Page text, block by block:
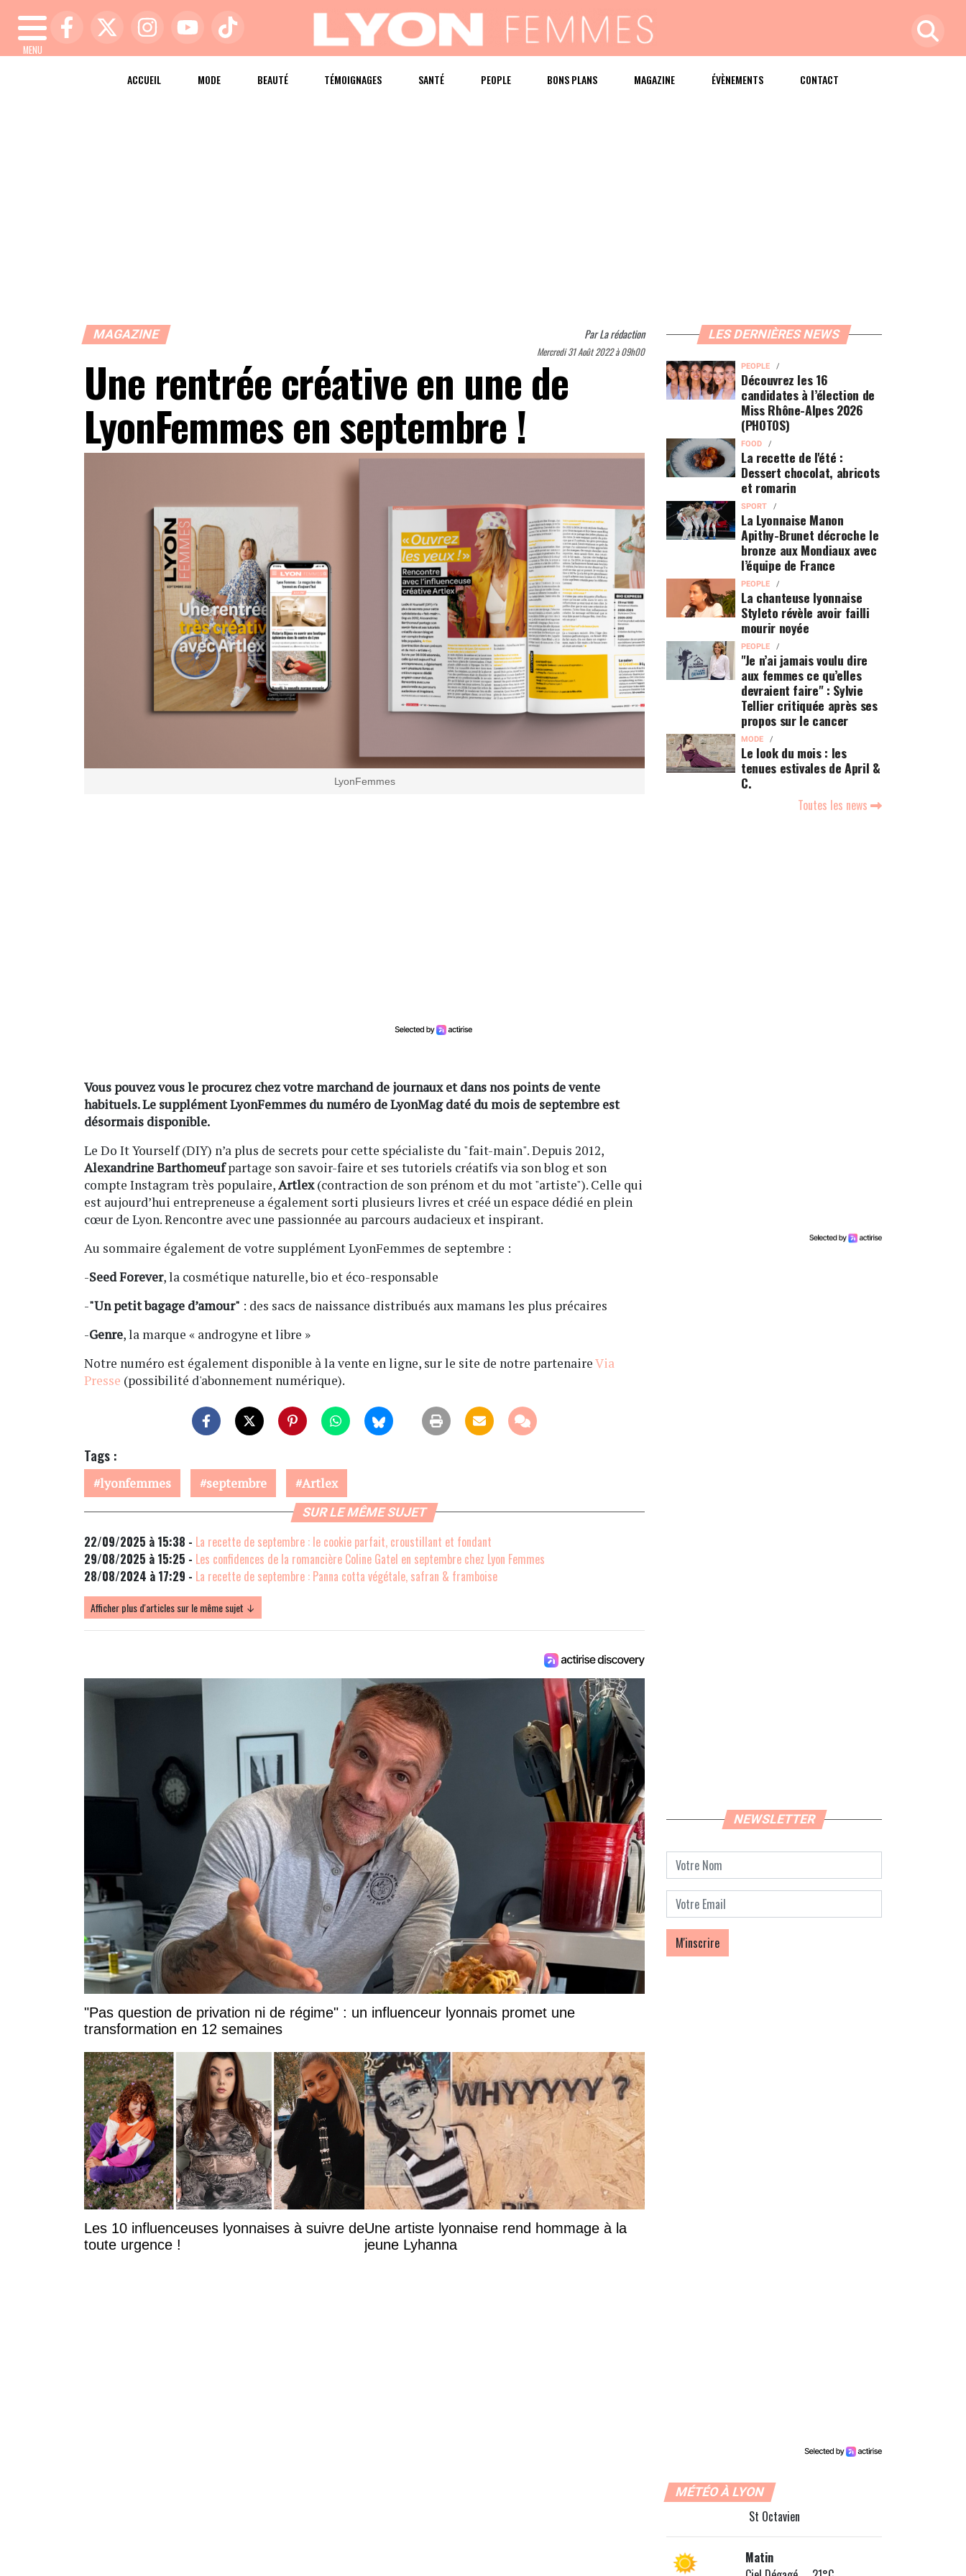
MENU
ACCUEIL MODE BEAUTÉ TÉMOIGNAGES SANTÉ PEOPLE BONS PLANS MAGAZINE ÉVÈNEMENTS CONTACT
MAGAZINE ParLa rédaction
Mercredi 31 Août 2022 à 09h00
Une rentrée créative en une de
LyonFemmes en septembre !
LyonFemmes
Vous pouvez vous le procurez chez votre marchand de journaux et dans nos points de vente
habituels. Le supplément LyonFemmes du numéro de LyonMag daté du mois de septembre est
désormais disponible.
Le Do It Yourself (DIY) n’a plus de secrets pour cette spécialiste du "fait-main". Depuis 2012,
Alexandrine Barthomeufpartage son savoir-faire et ses tutoriels créatifs via son blog et son
compte Instagram très populaire,Artlex(contraction de son prénom et du mot "artiste"). Celle qui
est aujourd’hui entrepreneuse a également sorti plusieurs livres et créé un espace dédié en plein
cœur de Lyon. Rencontre avec une passionnée au parcours audacieux et inspirant.
Au sommaire également de votre supplément LyonFemmes de septembre :
-Seed Forever, la cosmétique naturelle, bio et éco-responsable
-"Un petit bagage d’amour" : des sacs de naissance distribués aux mamans les plus précaires
-Genre, la marque « androgyne et libre »
Notre numéro est également disponible à la vente en ligne, sur le site de notre partenaireVia
Presse (possibilité d'abonnement numérique).
Tags :
lyonfemmes septembre Artlex
SUR LE MÊME SUJET
22/09/2025 à 15:38 - La recette de septembre : le cookie parfait, croustillant et fondant
29/08/2025 à 15:25 - Les confidences de la romancière Coline Gatel en septembre chez Lyon Femmes
28/08/2024 à 17:29 - La recette de septembre : Panna cotta végétale, safran & framboise
Afficher plus d'articles sur le même sujet ↓
"Pas question de privation ni de régime" : un influenceur lyonnais promet une
transformation en 12 semaines
Les 10 influenceuses lyonnaises à suivre de
toute urgence !
Une artiste lyonnaise rend hommage à la
jeune Lyhanna
LES DERNIÈRES NEWS
PEOPLE
Découvrez les 16
candidates à l’élection de
Miss Rhône-Alpes 2026
(PHOTOS)
FOOD
La recette de l'été :
Dessert chocolat, abricots
et romarin
SPORT
La Lyonnaise Manon
Apithy-Brunet décroche le
bronze aux Mondiaux avec
l’équipe de France
PEOPLE
La chanteuse lyonnaise
Styleto révèle avoir failli
mourir noyée
PEOPLE
"Je n’ai jamais voulu dire
aux femmes ce qu’elles
devraient faire" : Sylvie
Tellier critiquée après ses
propos sur le cancer
MODE
Le look du mois : les
tenues estivales de April &
C.
Toutes les news
NEWSLETTER
MÉTÉO À LYON
St Octavien
Matin